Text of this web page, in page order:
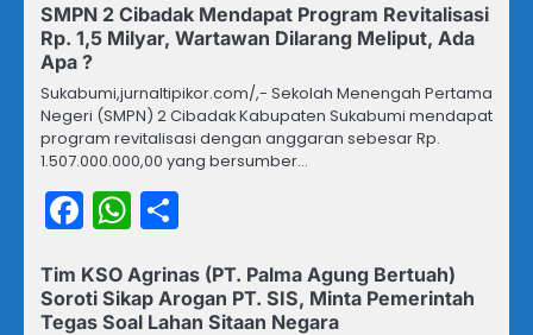
SMPN 2 Cibadak Mendapat Program Revitalisasi
Rp. 1,5 Milyar, Wartawan Dilarang Meliput, Ada
Apa ?
Sukabumi,jurnaltipikor.com/,- Sekolah Menengah Pertama
Negeri (SMPN) 2 Cibadak Kabupaten Sukabumi mendapat
program revitalisasi dengan anggaran sebesar Rp.
1.507.000.000,00 yang bersumber…
Facebook
WhatsApp
Tim KSO Agrinas (PT. Palma Agung Bertuah)
Soroti Sikap Arogan PT. SIS, Minta Pemerintah
Tegas Soal Lahan Sitaan Negara